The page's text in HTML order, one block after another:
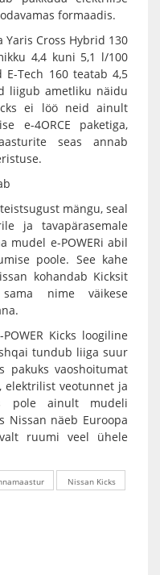
formaadis.
Cross Hybrid 130
4,4 kuni 5,1 l/100
Tech 160 teatab 4,5
liigub ametliku näidu
ei löö neid ainult
e-4ORCE paketiga,
seas annab
mängu, seal
ja tavapärasemale
mudel e-POWERi abil
poole. See kahe
kohandab Kicksit
nime väikese
Kicks loogiline
tundub liiga suur
pakuks vaoshoitumat
elektrilist veotunnet ja
pole ainult mudeli
Nissan näeb Euroopa
ruumi veel ühele
Nissan Kicks